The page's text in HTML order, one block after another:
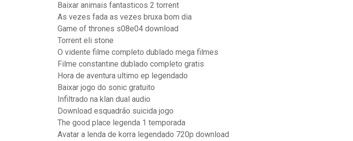
Baixar animais fantasticos 2 torrent
As vezes fada as vezes bruxa bom dia
Game of thrones s08e04 download
Torrent eli stone
O vidente filme completo dublado mega filmes
Filme constantine dublado completo gratis
Hora de aventura ultimo ep legendado
Baixar jogo do sonic gratuito
Infiltrado na klan dual audio
Download esquadrão suicida jogo
The good place legenda 1 temporada
Avatar a lenda de korra legendado 720p download